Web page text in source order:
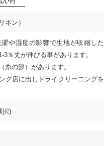
ネン）
や湿度の影響で生地が収縮した
3％丈が伸びる事があります。
糸の節）があります。
グ店に出しドライクリーニングを
択)